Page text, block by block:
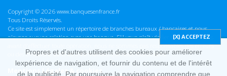
Copyright © 2026 www.banquesenfrance.fr
Tous Droits Réservés.
Ce site est simplement un répertoire de branches bureaux / bancaires et nous
n'avons aucune relation avec une banque. S'il vous plaît vérifier ces informations
avant d'effectuer toute opération, nous ne sommes pas responsables des erreurs
ou des omissions dans les informations que nous fournissons.
Mentions Légales & cookies
Propres et d'autres utilisent des cookies pour améliorer
lexpérience de navigation, et fournir du contenu et de l'intérêt
de la publicité. Par poursuivre la navigation comprendre que